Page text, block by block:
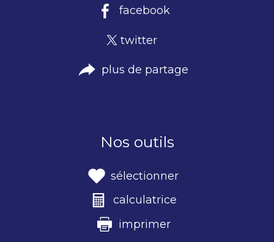
facebook
twitter
plus de partage
Nos outils
sélectionner
calculatrice
imprimer